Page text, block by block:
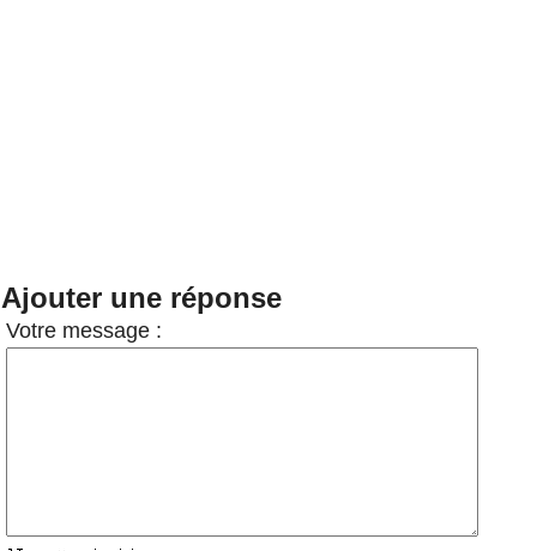
Ajouter une réponse
Votre message :